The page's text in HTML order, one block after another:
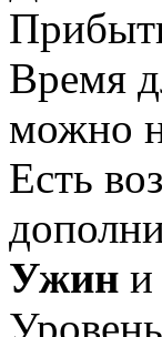
Время
можно
Есть
Ужин и